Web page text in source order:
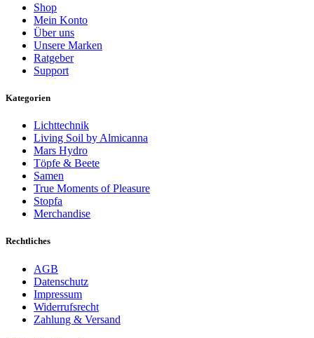
Shop
Mein Konto
Über uns
Unsere Marken
Ratgeber
Support
Kategorien
Lichttechnik
Living Soil by Almicanna
Mars Hydro
Töpfe & Beete
Samen
True Moments of Pleasure
Stopfa
Merchandise
Rechtliches
AGB
Datenschutz
Impressum
Widerrufsrecht
Zahlung & Versand